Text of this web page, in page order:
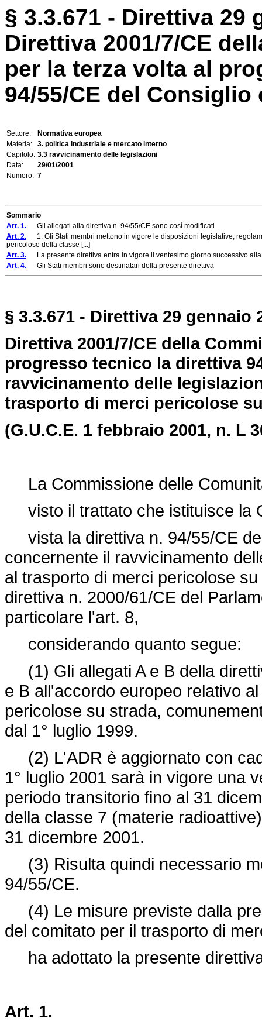
§ 3.3.671 - Direttiva 29
Direttiva 2001/7/CE
per la terza volta al
94/55/CE del
Settore:
Normativa europea
Materia:
3. politica industriale e mercato interno
Capitolo: 3.3 ravvicinamento delle legislazioni
Data:
29/01/2001
Numero: 7
Sommario
Art. 1. Gli allegati alla direttiva n. 94/55/CE sono così modificati
Art. 2. 1. Gli Stati membri mettono in vigore le disposizioni legislative,
pericolose della classe [...]
Art. 3. La presente direttiva entra in vigore il ventesimo giorno successivo
Art. 4. Gli Stati membri sono destinatari della presente direttiva
§ 3.3.671 - Direttiva 29 gennaio
Direttiva 2001/7/CE della
progresso tecnico la direttiva
ravvicinamento delle
trasporto di merci pericolose
(G.U.C.E. 1 febbraio 2001, n. L
La Commissione delle
visto il trattato che istituisce la
vista la direttiva n. 94/55/CE
concernente il ravvicinamento
al trasporto di merci pericolose
direttiva n. 2000/61/CE del
particolare l'art. 8,
considerando quanto segue:
(1) Gli allegati A e B della
e B all'accordo europeo relativo
pericolose su strada,
dal 1° luglio 1999.
(2) L'ADR è aggiornato con
1° luglio 2001 sarà in vigore una
periodo transitorio fino al 31
della classe 7 (materie
31 dicembre 2001.
(3) Risulta quindi necessario
94/55/CE.
(4) Le misure previste dalla
del comitato per il trasporto di
ha adottato la presente
Art. 1.